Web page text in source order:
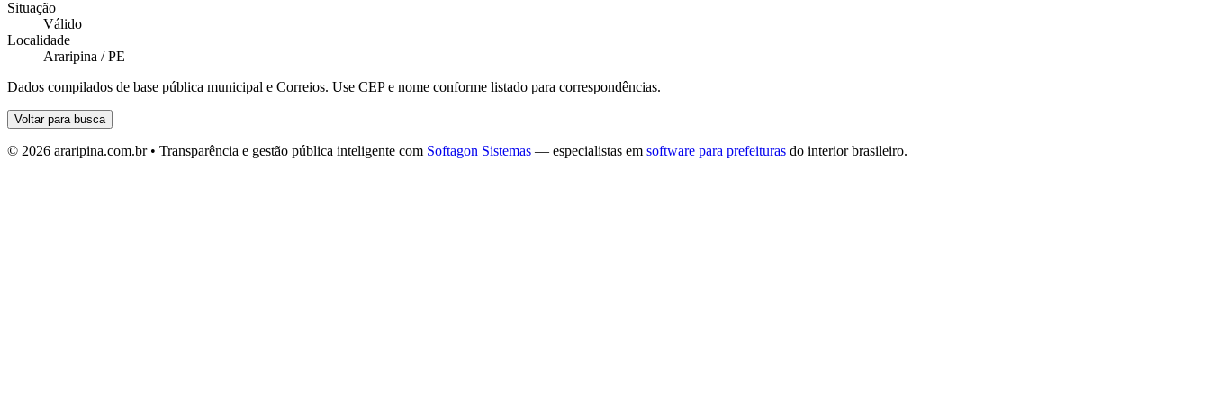
Situação
Válido
Localidade
Araripina / PE
Dados compilados de base pública municipal e Correios. Use CEP e nome conforme listado para correspondências.
Voltar para busca
© 2026 araripina.com.br • Transparência e gestão pública inteligente com Softagon Sistemas — especialistas em software para prefeituras do interior brasileiro.